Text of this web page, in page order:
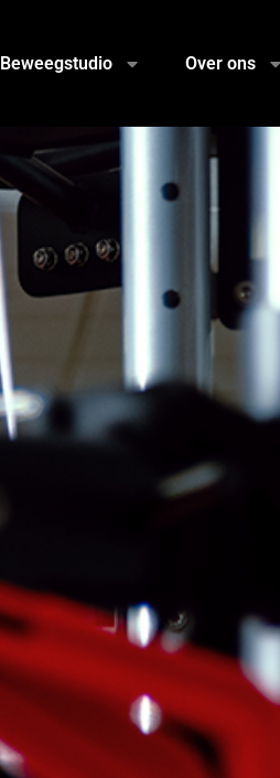
Beweegstudio Over ons